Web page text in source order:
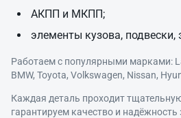
АКПП и МКПП;
элементы кузова, подвески,
Работаем с популярными марками:
BMW, Toyota, Volkswagen, Nissan,
Каждая деталь проходит
гарантируем качество и надёжность